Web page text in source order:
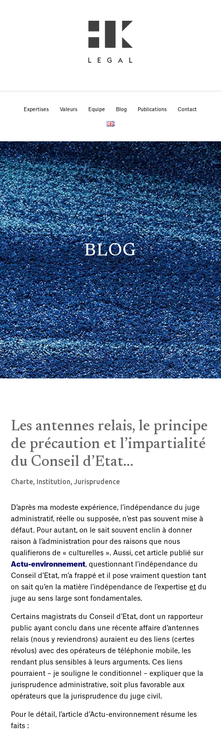
Expertises Valeurs Equipe Blog Publications Contact
BLOG
Les antennes relais, le principe
de précaution et l’impartialité
du Conseil d’Etat…
Charte, Institution,Jurisprudence
D’après ma modeste expérience, l’indépendance du juge
administratif, réelle ou supposée, n’est pas souvent mise à
défaut. Pour autant, on le sait souvent enclin à donner
raison à l’administration pour des raisons que nous
qualifierons de « culturelles ». Aussi, cet article publié sur
Actu-environnement, questionnant l’indépendance du
Conseil d’Etat, m’a frappé et il pose vraiment question tant
on sait qu’en la matière l’indépendance de l’expertiseet du
juge au sens large sont fondamentales.
Certains magistrats du Conseil d’Etat, dont un rapporteur
public ayant conclu dans une récente affaire d’antennes
relais (nous y reviendrons) auraient eu des liens (certes
révolus) avec des opérateurs de téléphonie mobile, les
rendant plus sensibles à leurs arguments. Ces liens
pourraient – je souligne le conditionnel – expliquer que la
jurisprudence administrative, soit plus favorable aux
opérateurs que la jurisprudence du juge civil.
Pour le détail, l’article d’Actu-environnement résume les
faits :